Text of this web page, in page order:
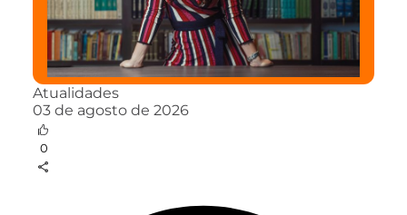
Atualidades
03 de agosto de 2026
0